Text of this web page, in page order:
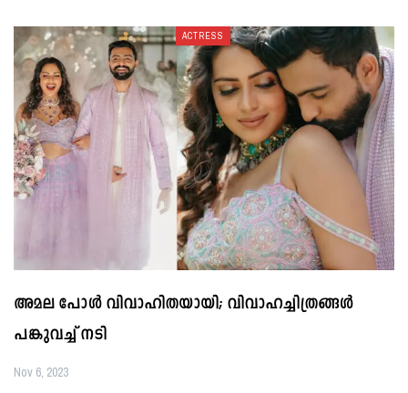
ACTRESS
അമല പോൾ വിവാഹിതയായി; വിവാഹച്ചിത്രങ്ങൾ
പങ്കുവച്ച് നടി
Nov 6, 2023